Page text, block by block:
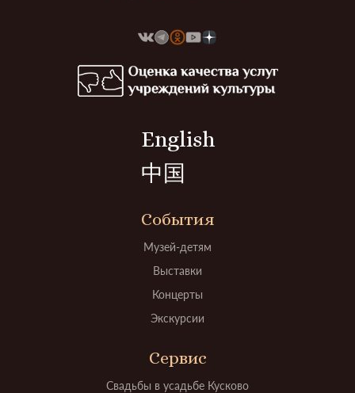
English
中国
События
Музей-детям
Выставки
Концерты
Экскурсии
Сервис
Свадьбы в усадьбе Кусково